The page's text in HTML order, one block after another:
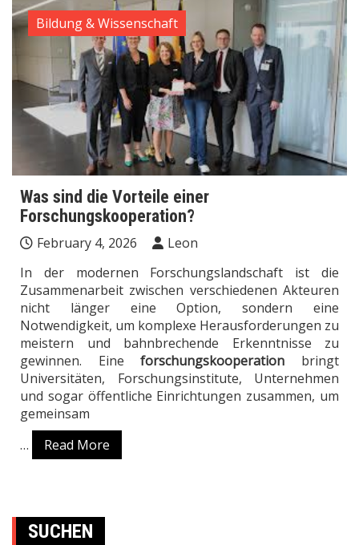
Bildung & Wissenschaft
Was sind die Vorteile einer
Forschungskooperation?
February 4, 2026
Leon
In der modernen Forschungslandschaft ist die
Zusammenarbeit zwischen verschiedenen Akteuren
nicht länger eine Option, sondern eine
Notwendigkeit, um komplexe Herausforderungen zu
meistern und bahnbrechende Erkenntnisse zu
gewinnen. Eineforschungskooperation bringt
Universitäten, Forschungsinstitute, Unternehmen
und sogar öffentliche Einrichtungen zusammen, um
gemeinsam
…
Read More
SUCHEN